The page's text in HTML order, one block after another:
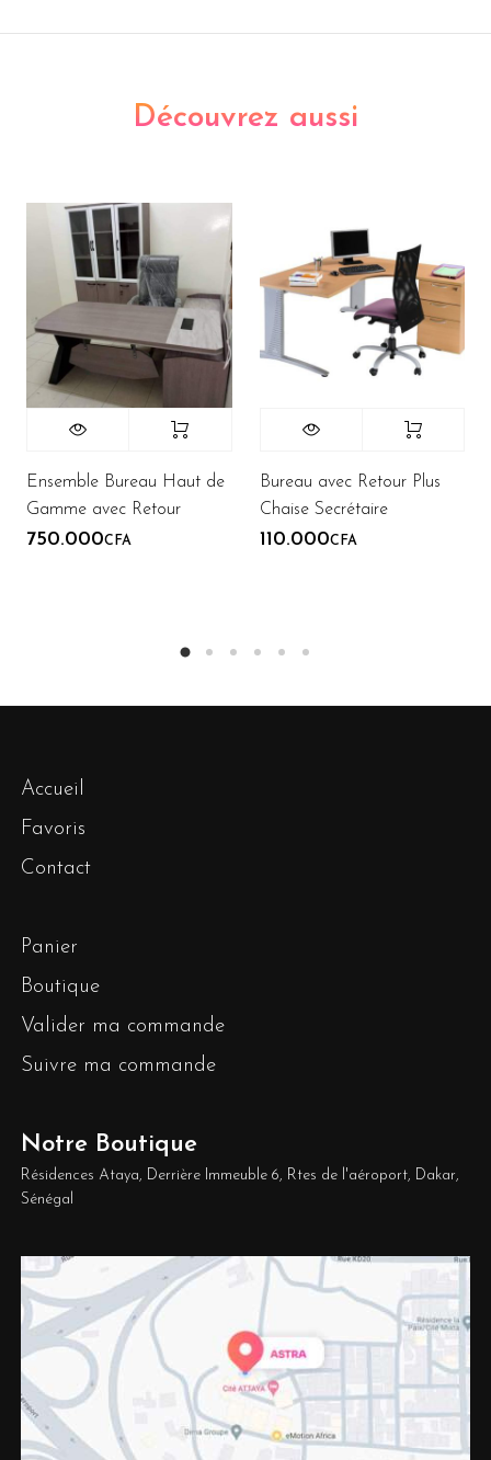
Découvrez aussi
Ensemble Bureau Haut de
Gamme avec Retour
750.000CFA
Bureau avec Retour Plus
Chaise Secrétaire
110.000CFA
Accueil
Favoris
Contact
Panier
Boutique
Valider ma commande
Suivre ma commande
Notre Boutique
Résidences Ataya, Derrière Immeuble 6, Rtes de l'aéroport, Dakar,
Sénégal